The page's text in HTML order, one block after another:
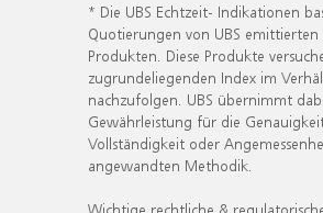
* Die UBS Echtzeit- Indikationen
Quotierungen von UBS emittierten
Produkten. Diese Produkte
zugrundeliegenden Index im
nachzufolgen. UBS übernimmt
Gewährleistung für die
Vollständigkeit oder
angewandten Methodik.